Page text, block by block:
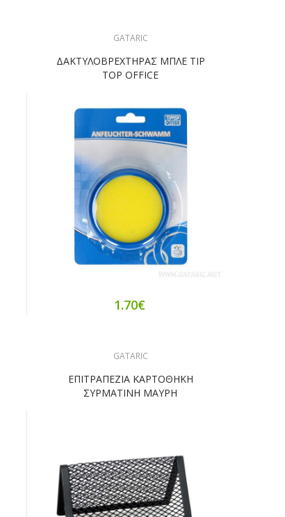
GATARIC
ΔΑΚΤΥΛΟΒΡΕΧΤΗΡΑΣ ΜΠΛΕ TIP
TOP OFFICE
1.70€
GATARIC
ΕΠΙΤΡΑΠΕΖΙΑ ΚΑΡΤΟΘΗΚΗ
ΣΥΡΜΑΤΙΝΗ ΜΑΥΡΗ